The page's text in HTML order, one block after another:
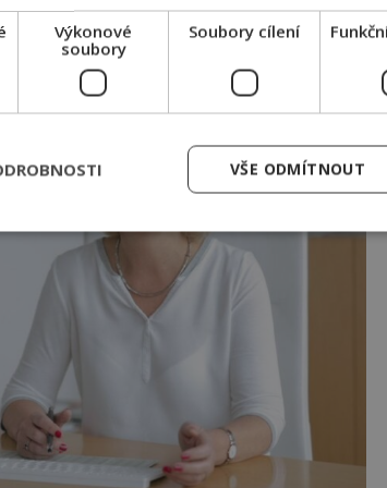
Výkonové
soubory
Soubory cílení
VŠE ODMÍTNOUT